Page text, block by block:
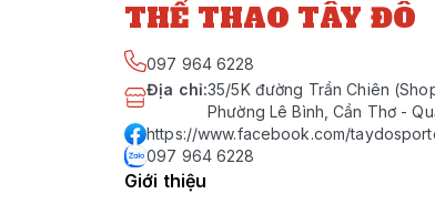
THỂ THAO TÂY ĐÔ
097 964 6228
Địa chỉ:35/5K đường Trần Chiên
Phường Lê Bình, Cần Thơ -
https://www.facebook.com/
097 964 6228
Giới thiệu